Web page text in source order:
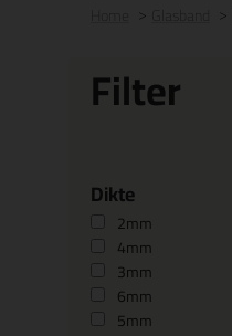
Filter
Dikte
2mm
4mm
3mm
6mm
5mm